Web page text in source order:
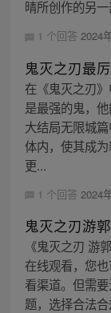
晴所创作的另
1 个回答 2024
鬼灭之刃最
在《鬼灭之刃
是最强的鬼，
大结局无限城
体内，使其成
更...
1 个回答 2024
鬼灭之刃游
《鬼灭之刃 游
在线观看，您
看渠道。但需
题，选择合法合